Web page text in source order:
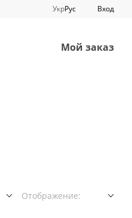
УкрРус Вход
Мой заказ
Отображение: